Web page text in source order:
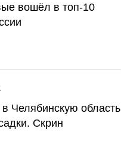
вошёл в топ-10
Челябинскую область
Скрин